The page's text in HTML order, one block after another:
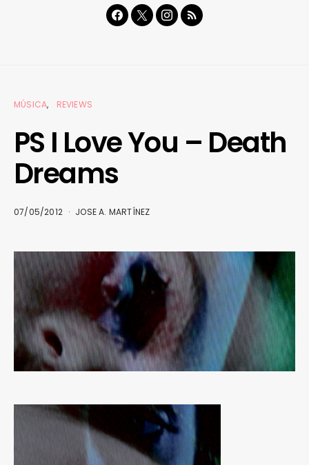
MÚSICA REVIEWS
PS I Love You – Death
Dreams
07/05/2012 JOSE A. MARTÍNEZ